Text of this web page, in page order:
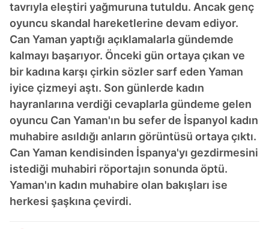
tavrıyla eleştiri yağmuruna tutuldu. Ancak genç
oyuncu skandal hareketlerine devam ediyor.
Can Yaman yaptığı açıklamalarla gündemde
kalmayı başarıyor. Önceki gün ortaya çıkan ve
bir kadına karşı çirkin sözler sarf eden Yaman
iyice çizmeyi aştı. Son günlerde kadın
hayranlarına verdiği cevaplarla gündeme gelen
oyuncu Can Yaman'ın bu sefer de İspanyol kadın
muhabire asıldığı anların görüntüsü ortaya çıktı.
Can Yaman kendisinden İspanya'yı gezdirmesini
istediği muhabiri röportajın sonunda öptü.
Yaman'ın kadın muhabire olan bakışları ise
herkesi şaşkına çevirdi.